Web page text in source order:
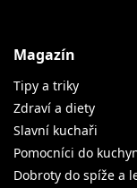
Magazín
Tipy a triky
Zdraví a diety
Slavní kuchaři
Pomocníci do
Dobroty do spíže a